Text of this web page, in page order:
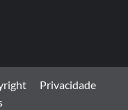
Privacidade